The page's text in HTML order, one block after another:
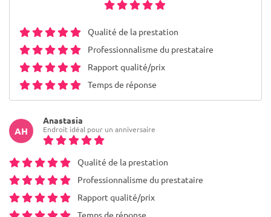
Qualité de la prestation
Professionnalisme du prestataire
Rapport qualité/prix
Temps de réponse
AH
Anastasia
Endroit idéal pour un anniversaire
Qualité de la prestation
Professionnalisme du prestataire
Rapport qualité/prix
Temps de réponse